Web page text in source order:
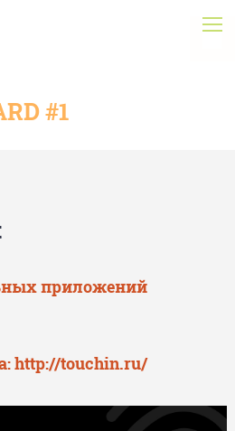
#1
приложений
http://touchin.ru/